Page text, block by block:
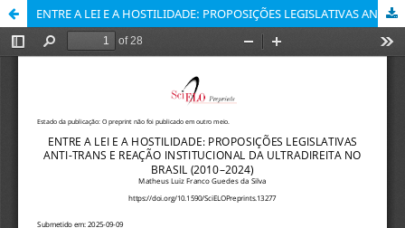
ENTRE A LEI E A HOSTILIDADE: PROPOSIÇÕES LEGISLATIVAS ANTI-TRANS E REAÇÃO INSTITUCIONAL DA ULTRADIREITA NO BRASIL (2010–2024)